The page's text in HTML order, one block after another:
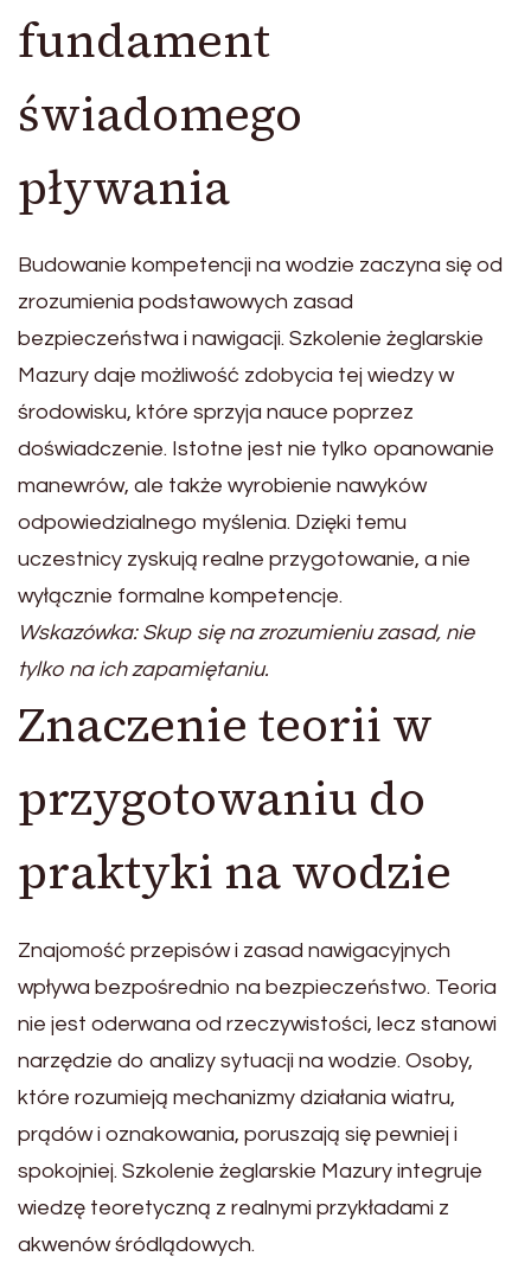
fundament
świadomego
pływania
Budowanie kompetencji na wodzie zaczyna się od
zrozumienia podstawowych zasad
bezpieczeństwa i nawigacji. Szkolenie żeglarskie
Mazury daje możliwość zdobycia tej wiedzy w
środowisku, które sprzyja nauce poprzez
doświadczenie. Istotne jest nie tylko opanowanie
manewrów, ale także wyrobienie nawyków
odpowiedzialnego myślenia. Dzięki temu
uczestnicy zyskują realne przygotowanie, a nie
wyłącznie formalne kompetencje.
Wskazówka: Skup się na zrozumieniu zasad, nie
tylko na ich zapamiętaniu.
Znaczenie teorii w
przygotowaniu do
praktyki na wodzie
Znajomość przepisów i zasad nawigacyjnych
wpływa bezpośrednio na bezpieczeństwo. Teoria
nie jest oderwana od rzeczywistości, lecz stanowi
narzędzie do analizy sytuacji na wodzie. Osoby,
które rozumieją mechanizmy działania wiatru,
prądów i oznakowania, poruszają się pewniej i
spokojniej. Szkolenie żeglarskie Mazury integruje
wiedzę teoretyczną z realnymi przykładami z
akwenów śródlądowych.